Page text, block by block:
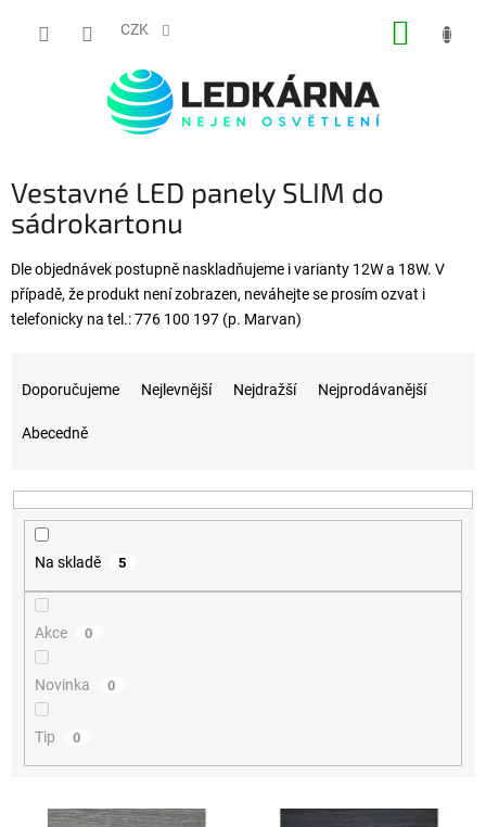
CZK
Vestavné LED panely SLIM do
sádrokartonu
Dle objednávek postupně naskladňujeme i varianty 12W a 18W. V
případě, že produkt není zobrazen, neváhejte se prosím ozvat i
telefonicky na tel.: 776 100 197 (p. Marvan)
Doporučujeme Nejlevnější Nejdražší Nejprodávanější
Abecedně
Na skladě 5
Akce 0
Novinka 0
Tip 0
Výpis produktů